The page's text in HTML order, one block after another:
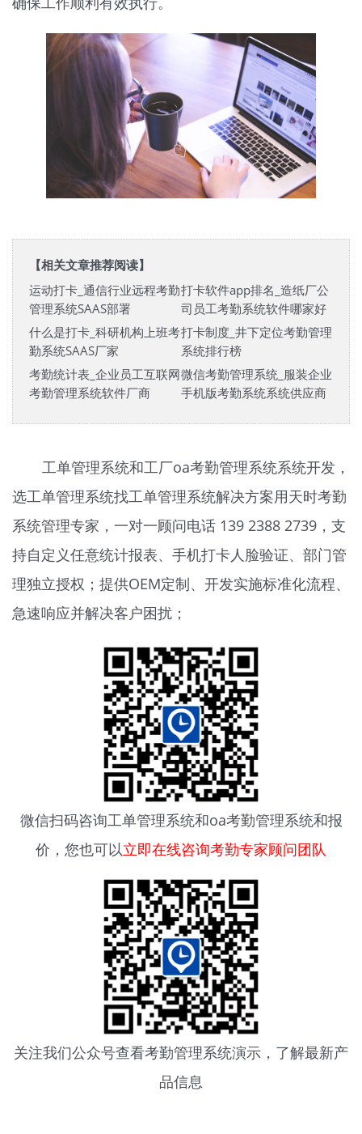
【相关文章推荐阅读】
运动打卡_通信行业远程考勤
管理系统SAAS部署
打卡软件app排名_造纸厂公
司员工考勤系统软件哪家好
什么是打卡_科研机构上班考
勤系统SAAS厂家
打卡制度_井下定位考勤管理
系统排行榜
考勤统计表_企业员工互联网
考勤管理系统软件厂商
微信考勤管理系统_服装企业
手机版考勤系统系统供应商
工单管理系统和工厂oa考勤管理系统系统开发，
选工单管理系统找工单管理系统解决方案用天时考勤
系统管理专家，一对一顾问电话 139 2388 2739，支
持自定义任意统计报表、手机打卡人脸验证、部门管
理独立授权；提供OEM定制、开发实施标准化流程、
急速响应并解决客户困扰；
微信扫码咨询工单管理系统和oa考勤管理系统和报
价，您也可以立即在线咨询考勤专家顾问团队
关注我们公众号查看考勤管理系统演示，了解最新产
品信息